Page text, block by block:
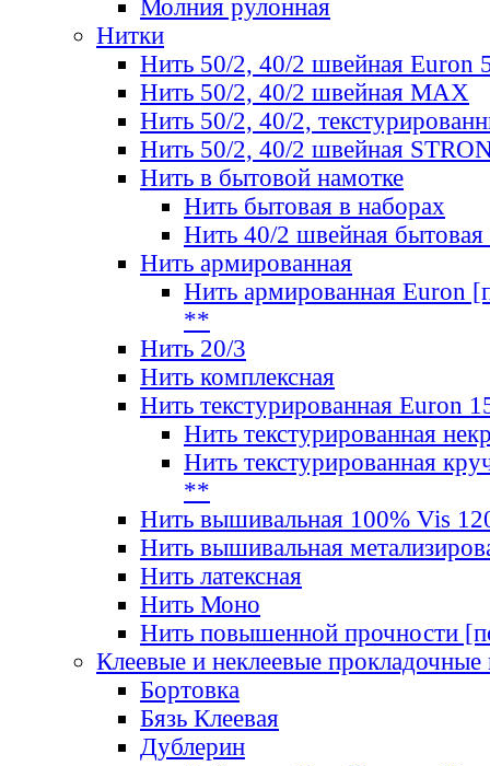
Молния рулонная
Нитки
Нить 50/2, 40/2 швейная Euron
Нить 50/2, 40/2 швейная МАХ
Нить 50/2, 40/2,
Нить 50/2, 40/2 швейная
Нить в бытовой намотке
Нить бытовая в наборах
Нить 40/2 швейная бытовая
Нить армированная
Нить армированная Euron
**
Нить 20/3
Нить комплексная
Нить текстурированная Euron
Нить текстурированная
Нить текстурированная
**
Нить вышивальная 100% Vis
Нить вышивальная
Нить латексная
Нить Моно
Нить повышенной прочности
Клеевые и неклеевые прокладочные
Бортовка
Бязь Клеевая
Дублерин